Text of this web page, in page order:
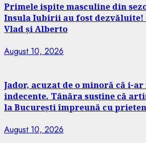
Primele ispite masculine din
Insula Iubirii au fost dezvăluite!
Vlad și Alberto
August 10, 2026
Jador, acuzat de o minoră că i-
indecente. Tânăra susține că
la București împreună cu
August 10, 2026